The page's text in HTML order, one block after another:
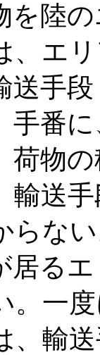
を陸
、エ
送手
手番
荷物
輸送
らな
居る
。一
、輸